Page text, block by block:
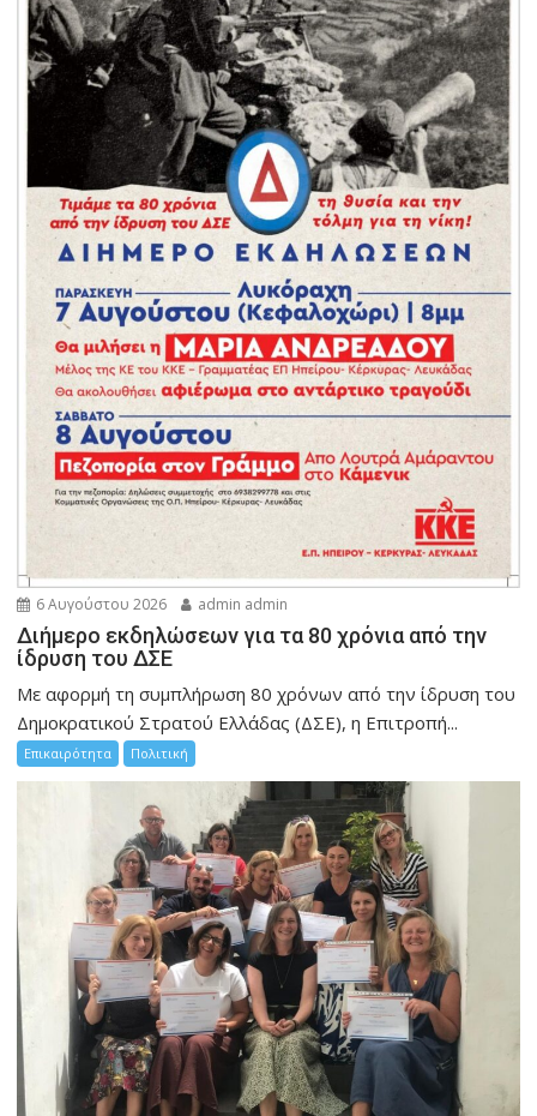
6 Αυγούστου 2026 admin admin
Διήμερο εκδηλώσεων για τα 80 χρόνια από την
ίδρυση του ΔΣΕ
Με αφορμή τη συμπλήρωση 80 χρόνων από την ίδρυση του
Δημοκρατικού Στρατού Ελλάδας (ΔΣΕ), η Επιτροπή...
Επικαιρότητα Πολιτική